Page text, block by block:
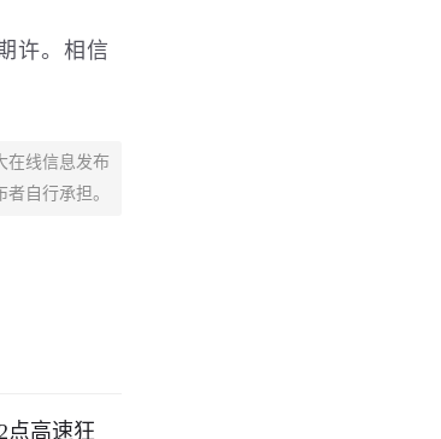
许。相信
在线信息发布
自行承担。
点高速狂